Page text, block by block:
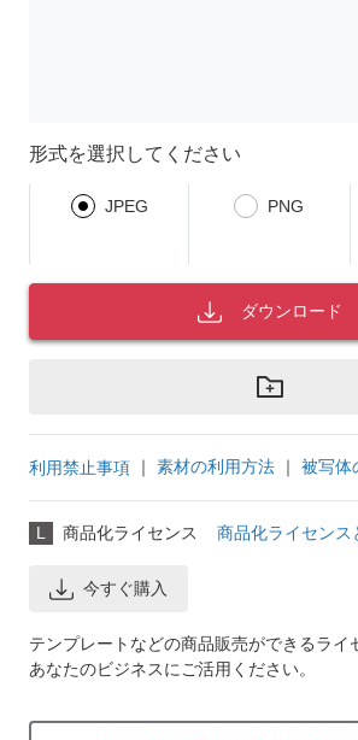
形式を選択してください
JPEG PNG
ダウンロード
利用禁止事項 ｜ 素材の利用方法 ｜ 被写体
L 商品化ライセンス 商品化ライセンス
今すぐ購入
テンプレートなどの商品販売ができるライ
あなたのビジネスにご活用ください。